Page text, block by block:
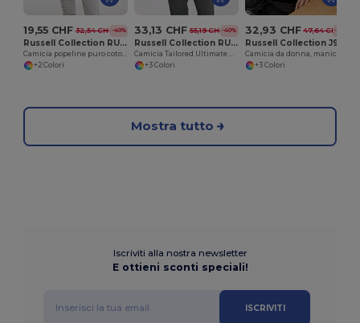
19,55 CHF 32,54 CHF-40%
Russell Collection RU936F
+2 Colori
33,13 CHF 55,19 CHF-40%
Russell Collection RU958M
+3 Colori
32,93 CHF 47,64 CHF-31%
+3 Colori
Mostra tutto
Iscriviti alla nostra newsletter
E ottieni sconti speciali!
ISCRIVITI